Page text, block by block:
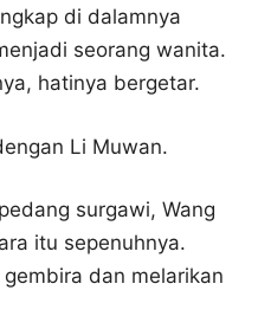
di dalamnya
seorang wanita.
hatinya bergetar.
Li Muwan.
surgawi, Wang
itu sepenuhnya.
dan melarikan